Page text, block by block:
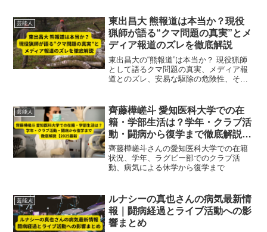
芸能人
東出昌大 熊報道は本当か？現役
猟師が語る“クマ問題の真実”とメ
ディア報道のズレを徹底解説
東出昌大の“熊報道”は本当か？ 現役猟師
として語るクマ問題の真実、メディア報
道とのズレ、安易な駆除の危険性、そし
析します。
芸能人
齊藤樺嵯斗 愛知医科大学での在
籍・学部生活は？学年・クラブ活
動・闘病から復学まで徹底解説
【2025最新】
齊藤樺嵯斗さんの愛知医科大学での在籍
状況、学年、ラグビー部でのクラブ活
動、病気による休学から復学まで
芸能人
ルナシーの真也さんの病気最新情
報｜闘病経過とライブ活動への影
響まとめ